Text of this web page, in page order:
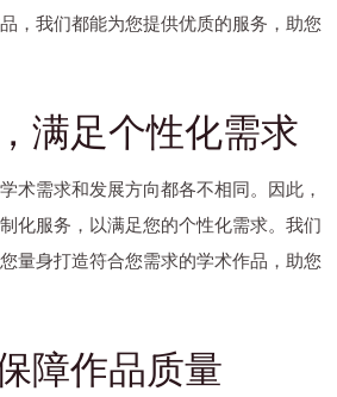
，我们都能为您提供优质的服务，助您
满足个性化需求
术需求和发展方向都各不相同。因此，
化服务，以满足您的个性化需求。我们
量身打造符合您需求的学术作品，助您
障作品质量